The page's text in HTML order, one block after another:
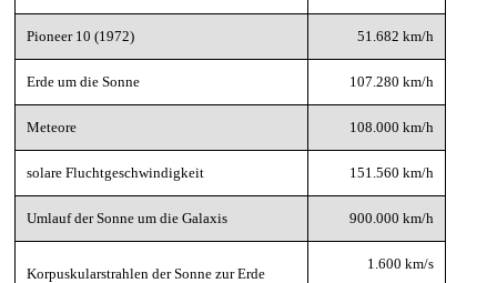
Pioneer 10 (1972) 51.682 km/h
Erde um die Sonne 107.280 km/h
Meteore 108.000 km/h
solare Fluchtgeschwindigkeit 151.560 km/h
Umlauf der Sonne um die Galaxis 900.000 km/h
Korpuskularstrahlen der Sonne zur Erde
1.600 km/s